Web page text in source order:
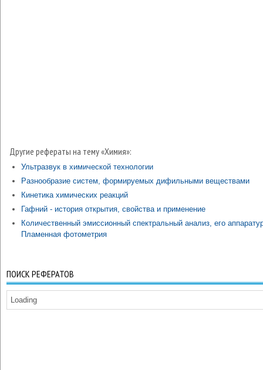
Другие рефераты на тему «Химия»:
Ультразвук в химической технологии
Разнообразие систем, формируемых дифильными веществами
Кинетика химических реакций
Гафний - история открытия, свойства и применение
Количественный эмиссионный спектральный анализ, его
Пламенная фотометрия
ПОИСК РЕФЕРАТОВ
Loading